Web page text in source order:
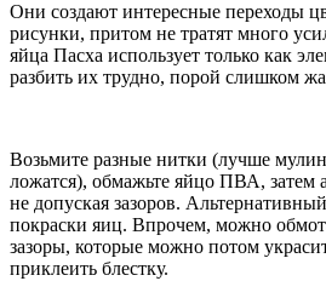
Они создают интересные переходы
рисунки, притом не тратят много
яйца Пасха использует только как
разбить их трудно, порой слишком
Возьмите разные нитки (лучше
ложатся), обмажьте яйцо ПВА, затем
не допуская зазоров.
покраски яиц. Впрочем, можно
зазоры, которые можно потом
приклеить блестку.